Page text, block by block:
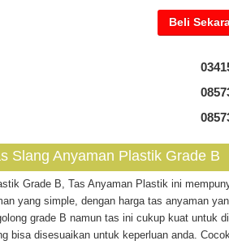
Beli
Slang Anyaman Plastik Grade B
Grade B, Tas Anyaman Plastik ini
yang simple, dengan harga tas anyaman
grade B namun tas ini cukup kuat untuk
bisa disesuaikan untuk keperluan anda.